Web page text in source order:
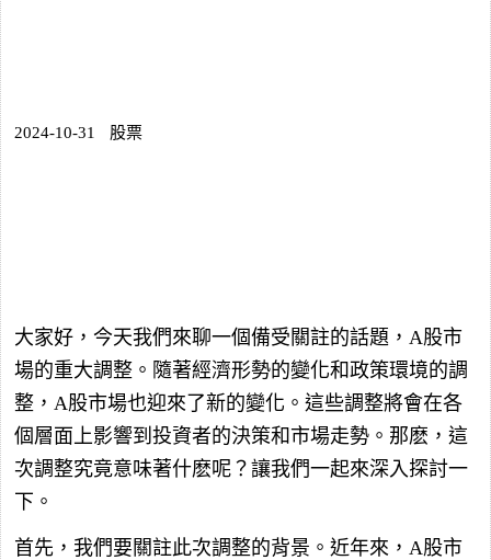
2024-10-31 股票
大家好，今天我們來聊一個備受關註的話題，A股市
場的重大調整。隨著經濟形勢的變化和政策環境的調
整，A股市場也迎來了新的變化。這些調整將會在各
個層面上影響到投資者的決策和市場走勢。那麽，這
次調整究竟意味著什麽呢？讓我們一起來深入探討一
下。
首先，我們要關註此次調整的背景。近年來，A股市